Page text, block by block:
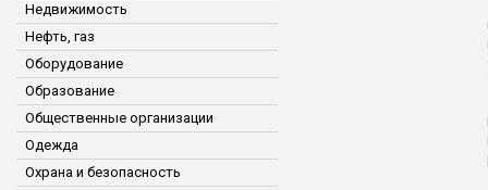
Недвижимость
Нефть, газ
Оборудование
Образование
Общественные организации
Одежда
Охрана и безопасность